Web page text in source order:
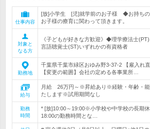
仕事内容
[放]小学生 [児]就学前のお子様 ◆お持ちの
お子様の療育に関わって頂きます。
対象と
なる方
《子どもが好きな方歓迎》◆理学療法士(PT)
言語聴覚士(ST)いずれかの有資格者
勤務地
千葉県千葉市緑区おゆみ野3-37-2 【雇入れ
【変更の範囲】会社の定める各事業所…
給与
月給 26万円～※昇給あり※経験・年齢・能
たします※試用期間なし
勤務
時間
* [放]10:00～19:00※小学校や中学校の長期
18:00の勤務時間とな…